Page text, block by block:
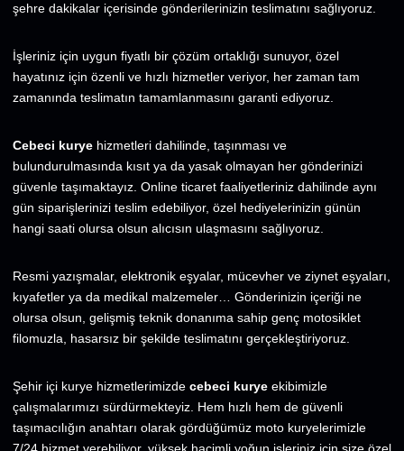
şehre dakikalar içerisinde gönderilerinizin teslimatını sağlıyoruz.
İşleriniz için uygun fiyatlı bir çözüm ortaklığı sunuyor, özel
hayatınız için özenli ve hızlı hizmetler veriyor, her zaman tam
zamanında teslimatın tamamlanmasını garanti ediyoruz.
Cebeci kurye hizmetleri dahilinde, taşınması ve
bulundurulmasında kısıt ya da yasak olmayan her gönderinizi
güvenle taşımaktayız. Online ticaret faaliyetleriniz dahilinde aynı
gün siparişlerinizi teslim edebiliyor, özel hediyelerinizin günün
hangi saati olursa olsun alıcısın ulaşmasını sağlıyoruz.
Resmi yazışmalar, elektronik eşyalar, mücevher ve ziynet eşyaları,
kıyafetler ya da medikal malzemeler… Gönderinizin içeriği ne
olursa olsun, gelişmiş teknik donanıma sahip genç motosiklet
filomuzla, hasarsız bir şekilde teslimatını gerçekleştiriyoruz.
Şehir içi kurye hizmetlerimizde cebeci kurye ekibimizle
çalışmalarımızı sürdürmekteyiz. Hem hızlı hem de güvenli
taşımacılığın anahtarı olarak gördüğümüz moto kuryelerimizle